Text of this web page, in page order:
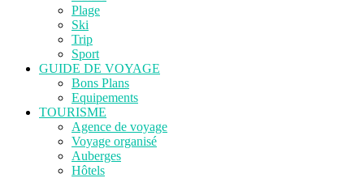
Plage
Ski
Trip
Sport
GUIDE DE VOYAGE
Bons Plans
Equipements
TOURISME
Agence de voyage
Voyage organisé
Auberges
Hôtels